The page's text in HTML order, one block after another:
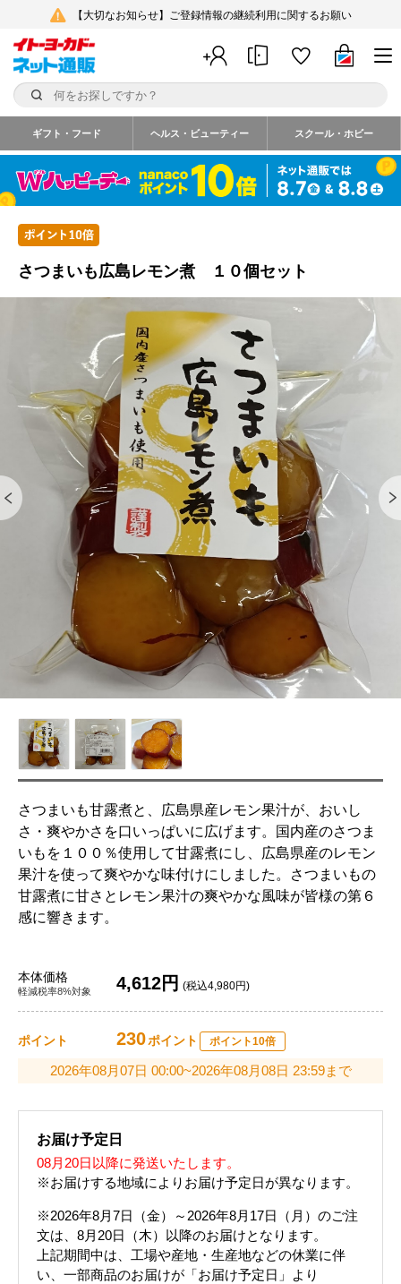
【大切なお知らせ】ご登録情報の継続利用に関するお願い
ギフト・フード ヘルス・ビューティー スクール・ホビー
さつまいも広島レモン煮 １０個セット
さつまいも甘露煮と、広島県産レモン果汁が、おいし
さ・爽やかさを口いっぱいに広げます。国内産のさつま
いもを１００％使用して甘露煮にし、広島県産のレモン
果汁を使って爽やかな味付けにしました。さつまいもの
甘露煮に甘さとレモン果汁の爽やかな風味が皆様の第６
感に響きます。
本体価格
軽減税率8%対象 4,612円 (税込4,980円)
ポイント 230ポイント ポイント10倍
2026年08月07日 00:00~2026年08月08日 23:59まで
お届け予定日
08月20日以降に発送いたします。
※お届けする地域によりお届け予定日が異なります。
※2026年8月7日（金）～2026年8月17日（月）のご注
文は、8月20日（木）以降のお届けとなります。
上記期間中は、工場や産地・生産地などの休業に伴
い、一部商品のお届けが「お届け予定日」より